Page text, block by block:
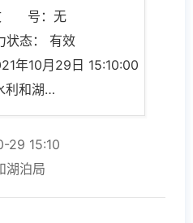
号：无
状态： 有效
年10月29日 15:10:00
名 称： 市水利和湖泊局2021年工作总结及2022年工作计划
29 15:10
湖泊局